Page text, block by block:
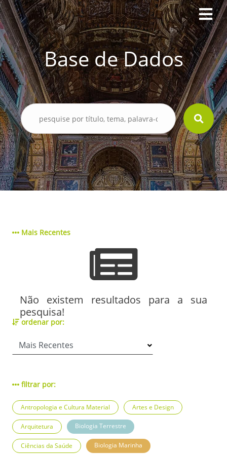
Base de Dados
Mais Recentes
Não existem resultados para a sua
pesquisa!
ordenar por:
filtrar por:
Antropologia e Cultura Material Artes e Design
Arquitetura Biologia Terrestre
Ciências da Saúde Biologia Marinha